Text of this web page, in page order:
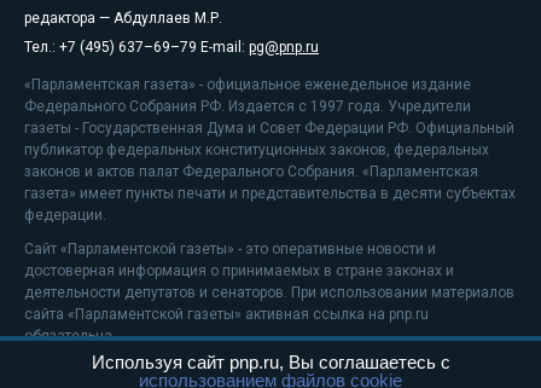
редактора — Абдуллаев М.Р.
Тел.: +7 (495) 637–69–79 E-mail: pg@pnp.ru
«Парламентская газета» - официальное еженедельное издание
Федерального Собрания РФ. Издается с 1997 года. Учредители
газеты - Государственная Дума и Совет Федерации РФ. Официальный
публикатор федеральных конституционных законов, федеральных
законов и актов палат Федерального Собрания. «Парламентская
газета» имеет пункты печати и представительства в десяти субъектах
федерации.
Сайт «Парламентской газеты» - это оперативные новости и
достоверная информация о принимаемых в стране законах и
деятельности депутатов и сенаторов. При использовании материалов
сайта «Парламентской газеты» активная ссылка на pnp.ru
обязательна.
На информационном ресурсе применяютсярекомендательные
Используя сайт pnp.ru, Вы соглашаетесь с
использованием файлов cookie